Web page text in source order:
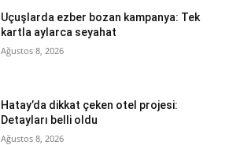
Uçuşlarda ezber bozan kampanya: Tek
kartla aylarca seyahat
Ağustos 8, 2026
Hatay’da dikkat çeken otel projesi:
Detayları belli oldu
Ağustos 8, 2026